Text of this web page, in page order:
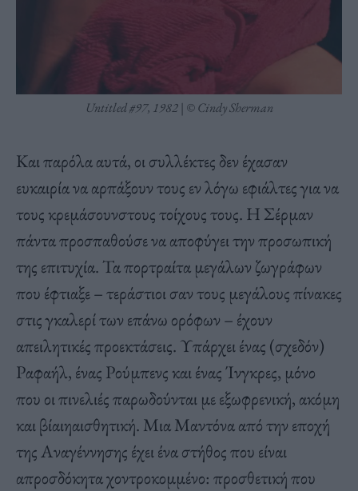
Untitled #97, 1982 | © Cindy Sherman
Και παρόλα αυτά, οι συλλέκτες δεν έχασαν
ευκαιρία να αρπάξουν τους εν λόγω εφιάλτες για να
τους κρεμάσουνστους τοίχους τους. Η Σέρμαν
πάντα προσπαθούσε να αποφύγει την προσωπική
της επιτυχία. Τα πορτραίτα μεγάλων ζωγράφων
που έφτιαξε – τεράστιοι σαν τους μεγάλους πίνακες
στις γκαλερί των επάνω ορόφων – έχουν
απειλητικές προεκτάσεις. Υπάρχει ένας (σχεδόν)
Ραφαήλ, ένας Ρούμπενςκαι έναςΊνγκρες, μόνο
που οι πινελιές παρωδούνται με εξωφρενική, ακόμη
καιβίαιηαισθητική. Μια Μαντόνα από την εποχή
της Αναγέννησης έχει ένα στήθος που είναι
απροσδόκητα χοντροκομμένο: προσθετική που